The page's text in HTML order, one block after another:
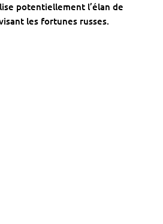
potentiellement l’élan de
les fortunes russes.